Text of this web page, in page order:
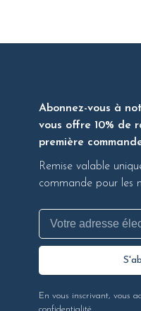
Abonnez-vous à
vous offre 10% de
première
Remise valable
commande pour les
En vous inscrivant, vous
confidentialité.